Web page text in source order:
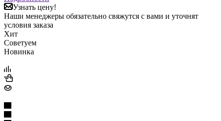
Узнать цену!
Наши менеджеры обязательно свяжутся с вами и уточнят
условия заказа
Хит
Советуем
Новинка